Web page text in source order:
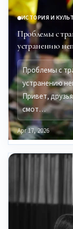
ИСТОРИЯ И
Проблемы с
устранению
Проблемы с
устранению
Привет,
смот…
Apr 17, 2026